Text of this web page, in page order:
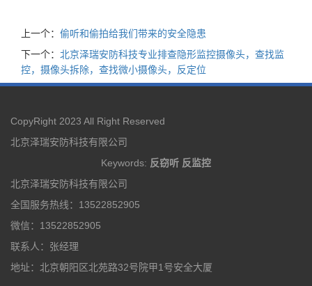
上一个： 偷听和偷拍给我们带来的安全隐患
下一个： 北京泽瑞安防科技专业排查隐形监控摄像头，查找监
控，摄像头拆除，查找微小摄像头，反定位
CopyRight 2023 All Right Reserved
北京泽瑞安防科技有限公司
Keywords: 反窃听 反监控
北京泽瑞安防科技有限公司
全国服务热线：13522852905
微信：13522852905
联系人：张经理
地址：北京朝阳区北苑路32号院甲1号安全大厦